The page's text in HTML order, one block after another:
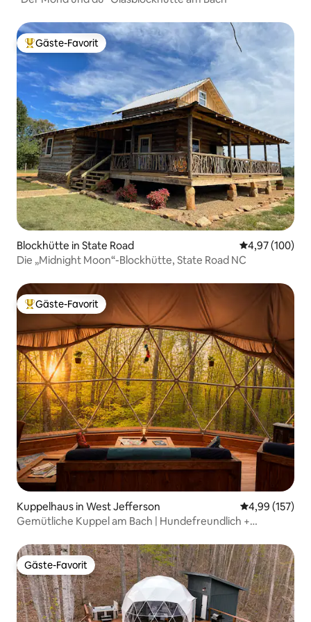
Beliebter Gäste-Favorit.
Gäste-Favorit
Blockhütte in State Road
4,97 (100)
Die „Midnight Moon“-Blockhütte, State Road NC
Beliebter Gäste-Favorit.
Gäste-Favorit
Kuppelhaus in West Jefferson
4,99 (157)
Gemütliche Kuppel am Bach | Hundefreundlich +
Gäste-Favorit
Gäste-Favorit